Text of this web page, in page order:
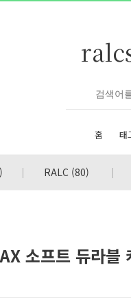
홈 태
RALC (80)
소프트 듀라블